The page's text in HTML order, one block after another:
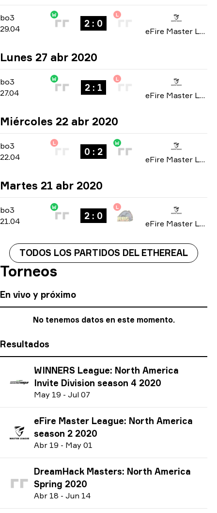
bo3 -bo3
29.04
W
2 : 0
L
eFire Master League: North America season 2 2020
Lunes 27 abr 2020
bo3 -bo3
27.04
W
2 : 1
L
eFire Master League: North America season 2 2020
Miércoles 22 abr 2020
bo3 -bo3
22.04
L
0 : 2
W
eFire Master League: North America season 2 2020
Martes 21 abr 2020
bo3 -bo3
21.04
W
2 : 0
L
eFire Master League: North America season 2 2020
TODOS LOS PARTIDOS DEL ETHEREAL
Torneos
En vivo y próximo
No tenemos datos en este momento.
Resultados
WINNERS League: North America
Invite Division season 4 2020
May 19 - Jul 07
eFire Master League: North America
season 2 2020
Abr 19 - May 01
DreamHack Masters: North America
Spring 2020
Abr 18 - Jun 14